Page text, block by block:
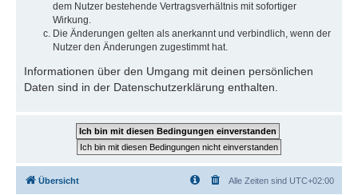
dem Nutzer bestehende Vertragsverhältnis mit sofortiger
Wirkung.
Die Änderungen gelten als anerkannt und verbindlich, wenn der
Nutzer den Änderungen zugestimmt hat.
Informationen über den Umgang mit deinen persönlichen
Daten sind in der Datenschutzerklärung enthalten.
Übersicht Alle Zeiten sind UTC+02:00